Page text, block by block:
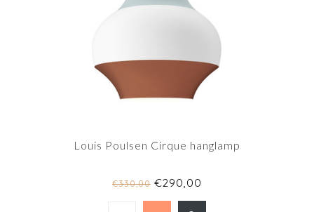
Louis Poulsen Cirque hanglamp
€330,00 €290,00